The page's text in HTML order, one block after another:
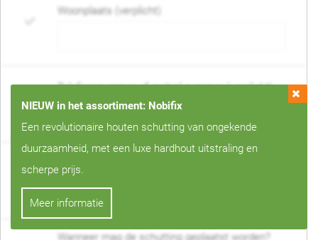
Woonplaats (verplicht)
Telefoonnummer of mobiel nummer (verplicht)
E-mail adres (verplicht)
Wanneer mag de schutting geplaatst worden?
NIEUW in het assortiment: Nobifix
Een revolutionaire houten schutting van ongekende
duurzaamheid, met een luxe hardhout uitstraling en
scherpe prijs.
Meer informatie